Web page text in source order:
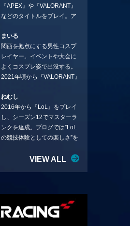
https://x.com/stormKUBO
YouTube：
rmKUBO
『APEX』や『VALORANT』
などのタイトルをプレイ。ア
BGMなどを手掛ける作曲家と
フリーランスのライターの二
足の草鞋を履いて幅広く活動
中。無類のラーメン好き！
Twitter:@ongakucas
まいる
関西を拠点にする男性コスプ
レイヤー。イベントや大会に
よくコスプレ姿で出没する。
2021年頃から『VALORANT』
続ける。現在の推しチームは
「CREST GAMING」。X：
@mlunias（Photo by
Subaru.F.）
ねむし
2016年から『LoL』をプレイ
し、シーズン12でマスターラ
ンクを達成。ブログでは”LoL
の競技体験としての楽しさ”を
リーを愛し、元ADCメイン
VIEW ALL